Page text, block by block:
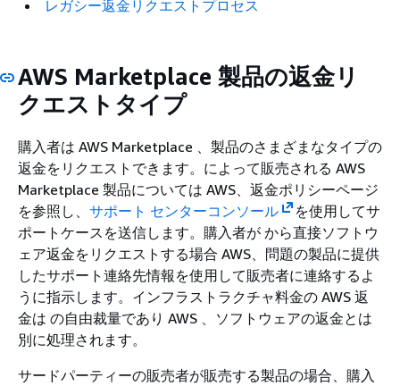
レガシー返金リクエストプロセス
AWS Marketplace 製品の返金リ
クエストタイプ
購入者は AWS Marketplace 、製品のさまざまなタイプの
返金をリクエストできます。によって販売される AWS
Marketplace 製品については AWS、返金ポリシーページ
を参照し、 サポート センターコンソール
を使用してサ
ポートケースを送信します。購入者が から直接ソフトウ
ェア返金をリクエストする場合 AWS、問題の製品に提供
したサポート連絡先情報を使用して販売者に連絡するよ
うに指示します。インフラストラクチャ料金の AWS 返
金は の自由裁量であり AWS 、ソフトウェアの返金とは
別に処理されます。
サードパーティーの販売者が販売する製品の場合、購入